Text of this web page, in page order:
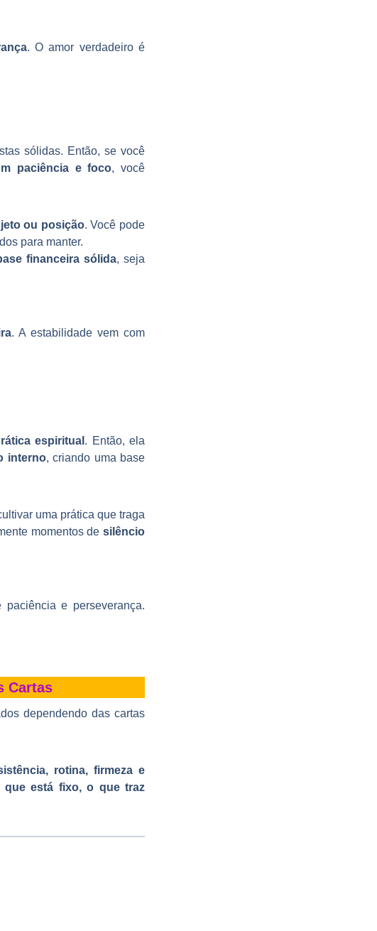
. O amor verdadeiro é
sólidas. Então, se você
paciência e foco, você
ou posição. Você pode
para manter.
financeira sólida, seja
. A estabilidade vem com
espiritual . Então, ela
interno, criando uma base
uma prática que traga
momentos desilêncio
e perseverança.
Cartas
dependendo das cartas
rotina, firmeza e
que está fixo, o que traz